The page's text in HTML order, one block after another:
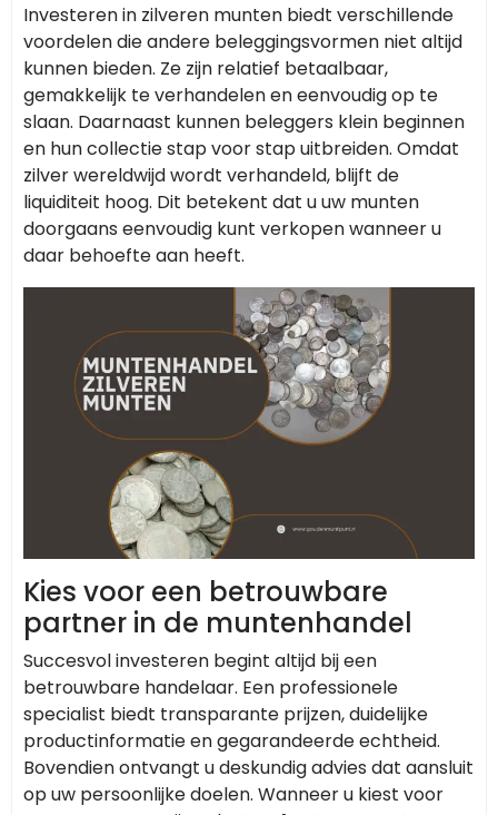
Investeren in zilveren munten biedt verschillende
voordelen die andere beleggingsvormen niet altijd
kunnen bieden. Ze zijn relatief betaalbaar,
gemakkelijk te verhandelen en eenvoudig op te
slaan. Daarnaast kunnen beleggers klein beginnen
en hun collectie stap voor stap uitbreiden. Omdat
zilver wereldwijd wordt verhandeld, blijft de
liquiditeit hoog. Dit betekent dat u uw munten
doorgaans eenvoudig kunt verkopen wanneer u
daar behoefte aan heeft.
Kies voor een betrouwbare
partner in de muntenhandel
Succesvol investeren begint altijd bij een
betrouwbare handelaar. Een professionele
specialist biedt transparante prijzen, duidelijke
productinformatie en gegarandeerde echtheid.
Bovendien ontvangt u deskundig advies dat aansluit
op uw persoonlijke doelen. Wanneer u kiest voor